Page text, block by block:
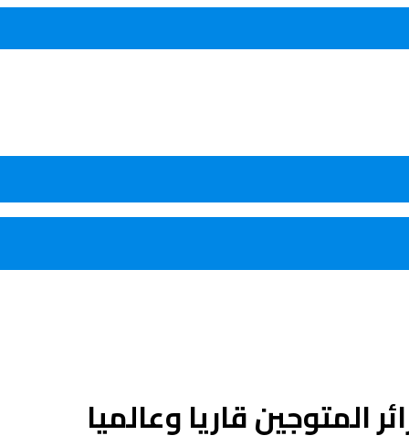
المتوجين قاريا وعالميا